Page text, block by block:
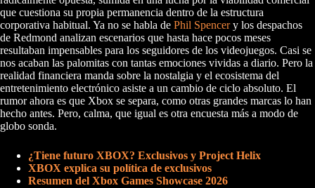
que cuestiona su propia permanencia dentro de la estructura
corporativa habitual. Ya no se habla de Phil Spencery los despachos
de Redmond analizan escenarios que hasta hace pocos meses
resultaban impensables para los seguidores de los videojuegos. Casi se
nos acaban las palomitas con tantas emociones vividas a diario. Pero la
realidad financiera manda sobre la nostalgia y el ecosistema del
entretenimiento electrónico asiste a un cambio de ciclo absoluto. El
rumor ahora es que Xbox se separa, como otras grandes marcas lo han
hecho antes. Pero, calma, que igual es otra encuesta más a modo de
globo sonda.
¿Tiene futuro XBOX? Exclusivos y Project Helix
XBOX explica su política de exclusivos
Resumen del Xbox Games Showcase 2026